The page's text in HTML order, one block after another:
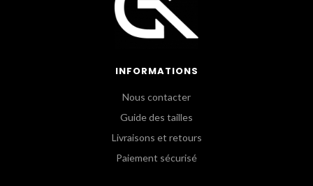
INFORMATIONS
Nous contacter
Guide des tailles
Livraisons et retours
Paiement sécurisé